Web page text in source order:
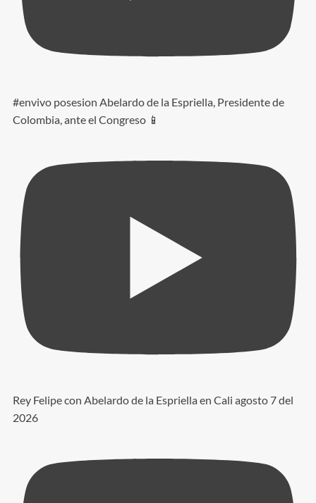
#envivo posesion Abelardo de la Espriella, Presidente de
Colombia, ante el Congreso 📱
Rey Felipe con Abelardo de la Espriella en Cali agosto 7 del
2026